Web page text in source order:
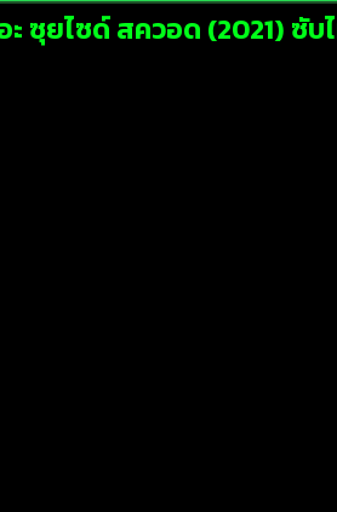
ซุยไซด์ สควอด (2021) ซับ